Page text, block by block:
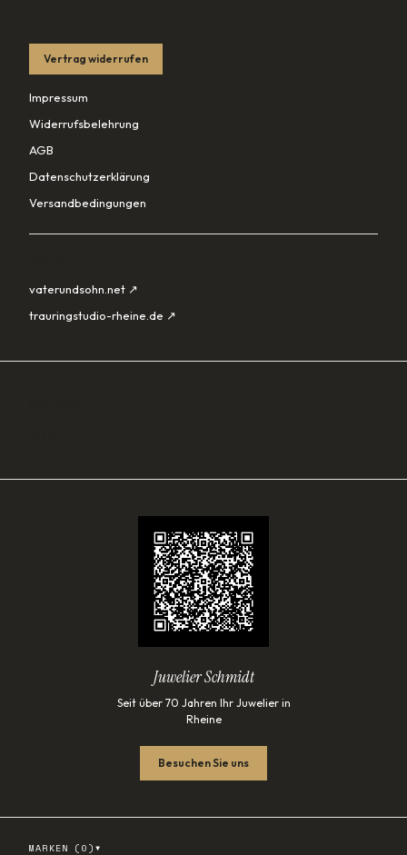
Vertrag widerrufen
Impressum
Widerrufsbelehrung
AGB
Datenschutzerklärung
Versandbedingungen
vaterundsohn.net ↗
trauringstudio-rheine.de ↗
Juwelier Schmidt
Seit über 70 Jahren Ihr Juwelier in
Rheine
Besuchen Sie uns
MARKEN ( 0 ) ▾